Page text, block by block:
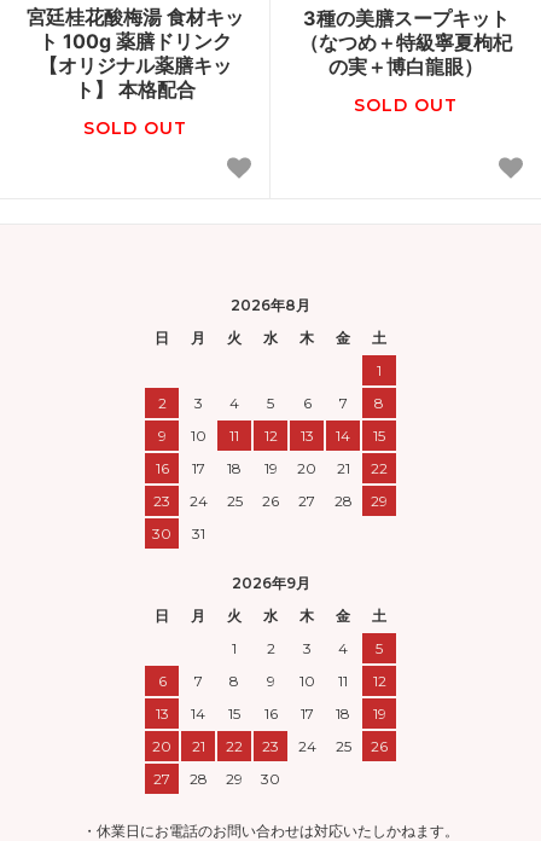
宮廷桂花酸梅湯 食材キッ
ト 100g 薬膳ドリンク
【オリジナル薬膳キッ
ト】 本格配合
SOLD OUT
3種の美膳スープキット
（なつめ＋特級寧夏枸杞
の実＋博白龍眼）
SOLD OUT
2026年8月
日
月 火 水 木 金
土
1
2
3 4 5 6 7
8
9
10 11 12 13 14
15
16
17 18 19 20 21
22
23
24 25 26 27 28
29
30
31
2026年9月
日
月 火 水 木 金
土
1
2 3 4
5
6
7 8 9 10 11
12
13
14 15 16 17 18
19
20
21 22 23 24 25
26
27
28 29 30
・休業日にお電話のお問い合わせは対応いたしかねます。